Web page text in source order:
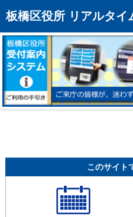
板橋区役所 リアルタイ
トップページへ
混雑予想カレンダー
リアルタイム混雑状況
リアルタイム受付番号状況
メール通知登録
モバイルサイト
区役所フロアマップ
このサイト